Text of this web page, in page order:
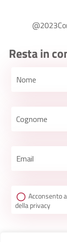
Resta in
Acconsento
della privacy